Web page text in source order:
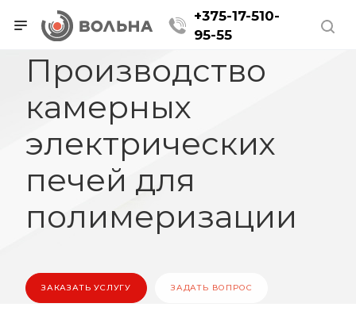
+375-17-510-
95-55
Производство
камерных
электрических
печей для
полимеризации
ЗАКАЗАТЬ УСЛУГУ ЗАДАТЬ ВОПРОС